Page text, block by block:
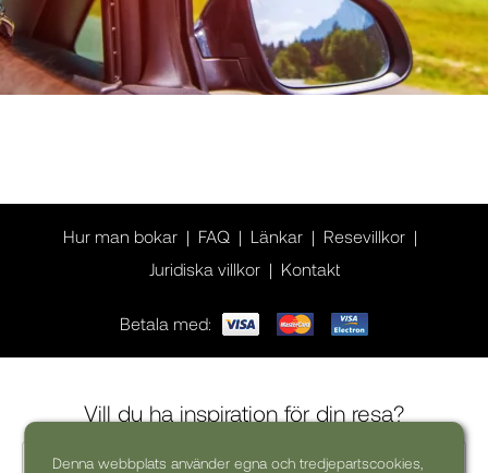
Denna webbplats använder egna och tredjepartscookies,
Hur man bokar FAQ Länkar
Resevillkor
Juridiska villkor
Kontakt
Betala med:
Vill du ha inspiration för din resa?